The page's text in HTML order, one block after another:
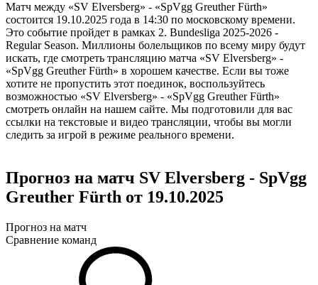
Матч между «SV Elversberg» - «SpVgg Greuther Fürth»
состоится 19.10.2025 года в 14:30 по московскому времени.
Это событие пройдет в рамках 2. Bundesliga 2025-2026 -
Regular Season. Миллионы болельщиков по всему миру будут
искать, где смотреть трансляцию матча «SV Elversberg» -
«SpVgg Greuther Fürth» в хорошем качестве. Если вы тоже
хотите не пропустить этот поединок, воспользуйтесь
возможностью «SV Elversberg» - «SpVgg Greuther Fürth»
смотреть онлайн на нашем сайте. Мы подготовили для вас
ссылки на текстовые и видео трансляции, чтобы вы могли
следить за игрой в режиме реального времени.
Прогноз на матч SV Elversberg - SpVgg
Greuther Fürth от 19.10.2025
Прогноз на матч
Сравнение команд